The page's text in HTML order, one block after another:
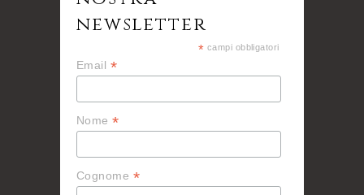
newsletter
* campi obbligatori
Email *
Nome*
Cognome *